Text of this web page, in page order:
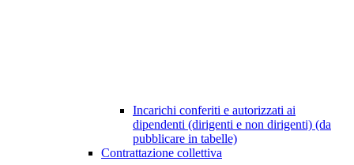
Incarichi conferiti e autorizzati ai
dipendenti (dirigenti e non dirigenti) (da
pubblicare in tabelle)
Contrattazione collettiva